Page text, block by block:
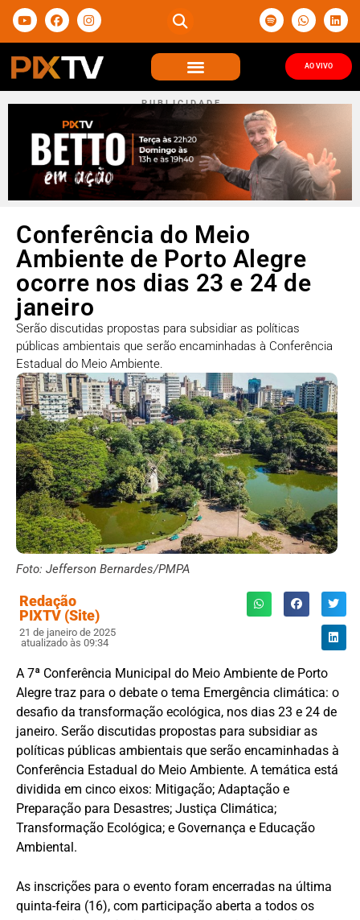
AO VIVO
P U B L I C I D A D E
Conferência do Meio
Ambiente de Porto Alegre
ocorre nos dias 23 e 24 de
janeiro
Serão discutidas propostas para subsidiar as políticas
públicas ambientais que serão encaminhadas à Conferência
Estadual do Meio Ambiente.
Foto: Jefferson Bernardes/PMPA
Redação
PIXTV (Site)
21 de janeiro de 2025
atualizado às 09:34
A 7ª Conferência Municipal do Meio Ambiente de Porto
Alegre traz para o debate o tema Emergência climática: o
desafio da transformação ecológica, nos dias 23 e 24 de
janeiro. Serão discutidas propostas para subsidiar as
políticas públicas ambientais que serão encaminhadas à
Conferência Estadual do Meio Ambiente. A temática está
dividida em cinco eixos: Mitigação; Adaptação e
Preparação para Desastres; Justiça Climática;
Transformação Ecológica; e Governança e Educação
Ambiental.
As inscrições para o evento foram encerradas na última
quinta-feira (16), com participação aberta a todos os